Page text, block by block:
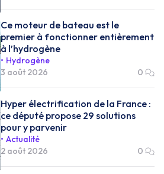
Ce moteur de bateau est le
premier à fonctionner entièrement
à l’hydrogène
Hydrogène
3 août 2026
0
Hyper électrification de la France :
ce député propose 29 solutions
pour y parvenir
Actualité
2 août 2026
0